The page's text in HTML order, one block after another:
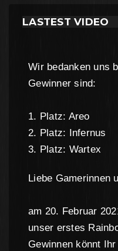
LASTEST VIDEO
Wir bedanken uns
Gewinner sind:
1. Platz: Areo
2. Platz: Infernus
3. Platz: Wartex
Liebe Gamerinnen
am 20. Februar
unser erstes
Gewinnen könnt Ihr